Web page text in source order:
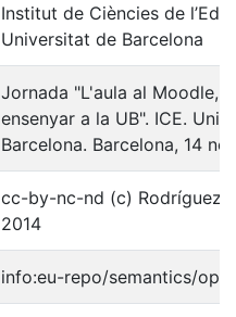
Institut de Ciències de
Universitat de Barcelona
Jornada "L'aula al Moodle,
ensenyar a la UB". ICE.
Barcelona. Barcelona, 14
cc-by-nc-nd (c) Rodríguez-
2014
info:eu-repo/semantics/